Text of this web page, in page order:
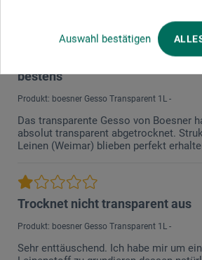
Auswahl bestätigen
bestens
Produkt: boesner Gesso Transparent 1L -
Das transparente Gesso von Boesner
absolut transparent abgetrocknet.
Leinen (Weimar) blieben perfekt
Trocknet nicht transparent aus
Produkt: boesner Gesso Transparent 1L -
Sehr enttäuschend. Ich habe mir um